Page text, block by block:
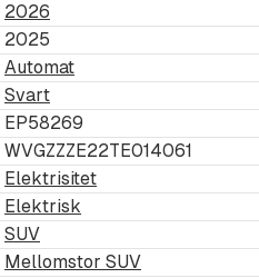
lårstøtte
og
2026
2025
Automat
Svart
EP58269
WVGZZZE22TE014061
Elektrisitet
Elektrisk
SUV
Mellomstor SUV